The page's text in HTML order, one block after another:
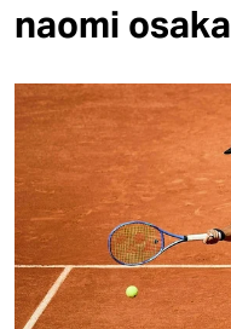
politik
öko
gesellschaft
kultur
sport
berlin
naomi osaka